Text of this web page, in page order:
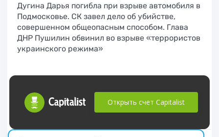
Дугина Дарья погибла при взрыве автомобиля в
Подмосковье. СК завел дело об убийстве,
совершенном общеопасным способом. Глава
ДНР Пушилин обвинил во взрыве «террористов
украинского режима»
Открыть счет Capitalist